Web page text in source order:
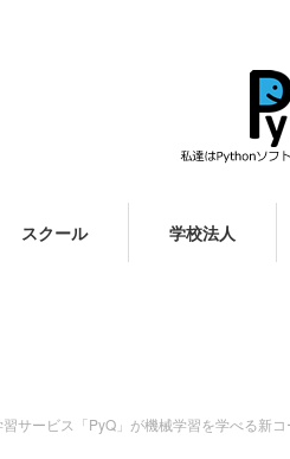
スクール 学校法人
習サービス「PyQ」が機械学習を学べる新